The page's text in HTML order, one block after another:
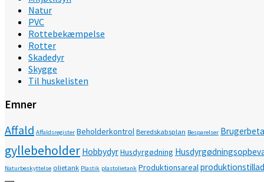
Natur
PVC
Rottebekæmpelse
Rotter
Skadedyr
Skygge
Til huskelisten
Emner
Affald Affaldsregister Beholderkontrol Beredskabsplan Besparelser
gyllebeholder HobbydyrHusdyrgødning
Naturbeskyttelse olietank Plastik plastolietank Produktionsareal